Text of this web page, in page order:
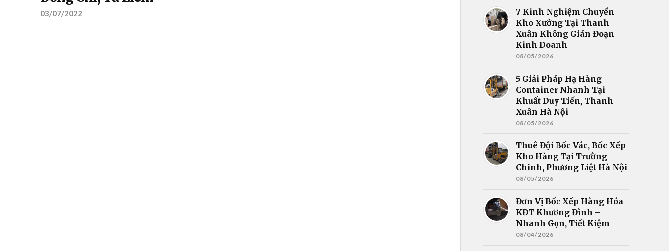
03/07/2022
7 Kinh Nghiệm Chuyển
Kho Xưởng Tại Thanh
Xuân Không Gián Đoạn
Kinh Doanh
08/05/2026
5 Giải Pháp Hạ Hàng
Container Nhanh Tại
Khuất Duy Tiến, Thanh
Xuân Hà Nội
08/05/2026
Thuê Đội Bốc Vác, Bốc Xếp
Kho Hàng Tại Trường
Chinh, Phương Liệt Hà Nội
08/05/2026
Đơn Vị Bốc Xếp Hàng Hóa
KĐT Khương Đình –
Nhanh Gọn, Tiết Kiệm
08/04/2026